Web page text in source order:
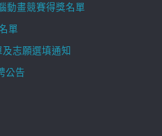
動畫競賽得獎名單
單
志願選填通知
公告